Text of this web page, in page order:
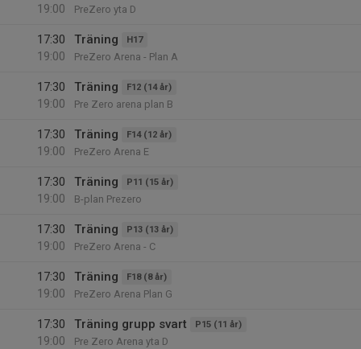
19:00
PreZero yta D
17:30
19:00
Träning H17
PreZero Arena - Plan A
17:30
19:00
Träning F12 (14 år)
Pre Zero arena plan B
17:30
19:00
Träning F14 (12 år)
PreZero Arena E
17:30
19:00
Träning P11 (15 år)
B-plan Prezero
17:30
19:00
Träning P13 (13 år)
PreZero Arena - C
17:30
19:00
Träning F18 (8 år)
PreZero Arena Plan G
17:30
19:00
Träning grupp svart P15 (11 år)
Pre Zero Arena yta D